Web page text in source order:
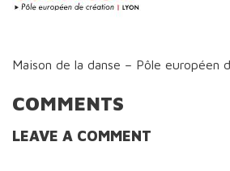
Maison de la danse – Pôle européen
COMMENTS
LEAVE A COMMENT